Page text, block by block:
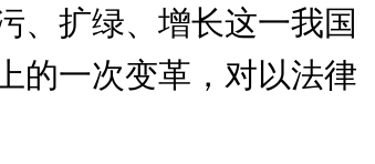
、扩绿、增长这一我国
的一次变革，对以法律